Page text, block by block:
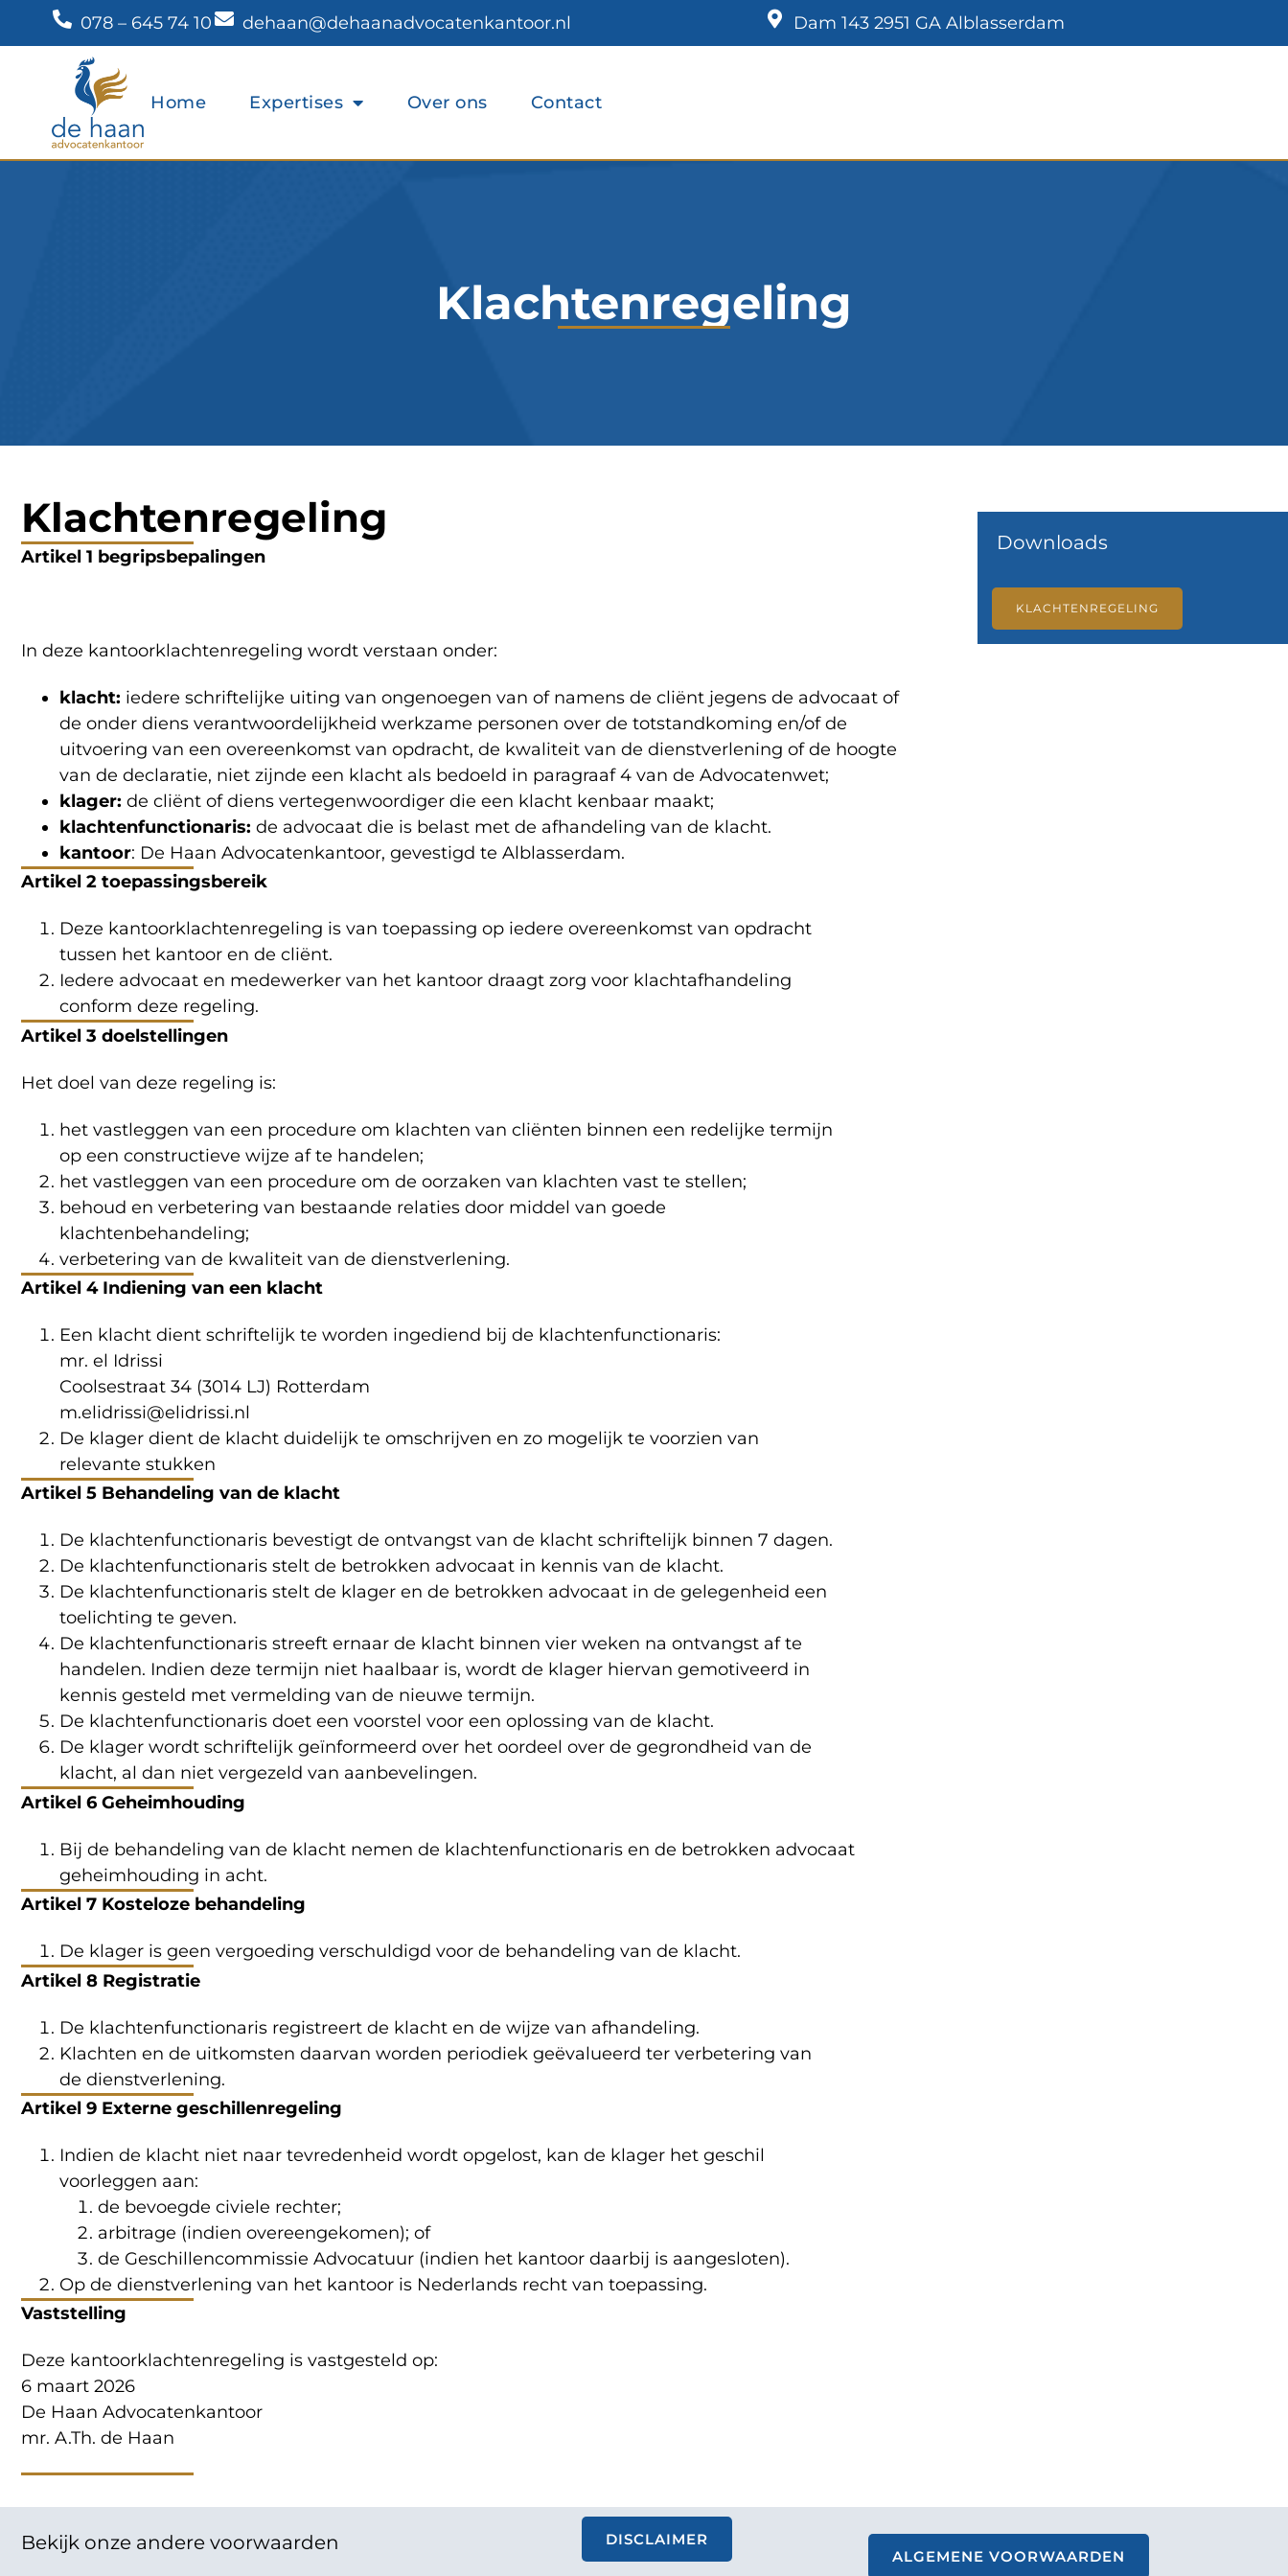
078 – 645 74 10 dehaan@dehaanadvocatenkantoor.nl Dam 143 2951 GA Alblasserdam
Home Expertises Over ons Contact
Klachtenregeling
Klachtenregeling
Artikel 1 begripsbepalingen
In deze kantoorklachtenregeling wordt verstaan onder:
klacht: iedere schriftelijke uiting van ongenoegen van of namens de cliënt jegens de advocaat of
de onder diens verantwoordelijkheid werkzame personen over de totstandkoming en/of de
uitvoering van een overeenkomst van opdracht, de kwaliteit van de dienstverlening of de hoogte
van de declaratie, niet zijnde een klacht als bedoeld in paragraaf 4 van de Advocatenwet;
klager: de cliënt of diens vertegenwoordiger die een klacht kenbaar maakt;
klachtenfunctionaris: de advocaat die is belast met de afhandeling van de klacht.
kantoor: De Haan Advocatenkantoor, gevestigd te Alblasserdam.
Artikel 2 toepassingsbereik
Deze kantoorklachtenregeling is van toepassing op iedere overeenkomst van opdracht
tussen het kantoor en de cliënt.
Iedere advocaat en medewerker van het kantoor draagt zorg voor klachtafhandeling
conform deze regeling.
Artikel 3 doelstellingen
Het doel van deze regeling is:
het vastleggen van een procedure om klachten van cliënten binnen een redelijke termijn
op een constructieve wijze af te handelen;
het vastleggen van een procedure om de oorzaken van klachten vast te stellen;
behoud en verbetering van bestaande relaties door middel van goede
klachtenbehandeling;
verbetering van de kwaliteit van de dienstverlening.
Artikel 4 Indiening van een klacht
Een klacht dient schriftelijk te worden ingediend bij de klachtenfunctionaris:
mr. el Idrissi
Coolsestraat 34 (3014 LJ) Rotterdam
m.elidrissi@elidrissi.nl
De klager dient de klacht duidelijk te omschrijven en zo mogelijk te voorzien van
relevante stukken
Artikel 5 Behandeling van de klacht
De klachtenfunctionaris bevestigt de ontvangst van de klacht schriftelijk binnen 7 dagen.
De klachtenfunctionaris stelt de betrokken advocaat in kennis van de klacht.
De klachtenfunctionaris stelt de klager en de betrokken advocaat in de gelegenheid een
toelichting te geven.
De klachtenfunctionaris streeft ernaar de klacht binnen vier weken na ontvangst af te
handelen. Indien deze termijn niet haalbaar is, wordt de klager hiervan gemotiveerd in
kennis gesteld met vermelding van de nieuwe termijn.
De klachtenfunctionaris doet een voorstel voor een oplossing van de klacht.
De klager wordt schriftelijk geïnformeerd over het oordeel over de gegrondheid van de
klacht, al dan niet vergezeld van aanbevelingen.
Artikel 6 Geheimhouding
Bij de behandeling van de klacht nemen de klachtenfunctionaris en de betrokken advocaat
geheimhouding in acht.
Artikel 7 Kosteloze behandeling
De klager is geen vergoeding verschuldigd voor de behandeling van de klacht.
Artikel 8 Registratie
De klachtenfunctionaris registreert de klacht en de wijze van afhandeling.
Klachten en de uitkomsten daarvan worden periodiek geëvalueerd ter verbetering van
de dienstverlening.
Artikel 9 Externe geschillenregeling
Indien de klacht niet naar tevredenheid wordt opgelost, kan de klager het geschil
voorleggen aan:
de bevoegde civiele rechter;
arbitrage (indien overeengekomen); of
de Geschillencommissie Advocatuur (indien het kantoor daarbij is aangesloten).
Op de dienstverlening van het kantoor is Nederlands recht van toepassing.
Vaststelling
Deze kantoorklachtenregeling is vastgesteld op:
6 maart 2026
De Haan Advocatenkantoor
mr. A.Th. de Haan
Downloads
KLACHTENREGELING
Bekijk onze andere voorwaarden
DISCLAIMER
ALGEMENE VOORWAARDEN